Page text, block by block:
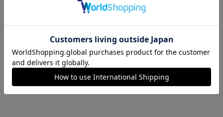
たカラビナフックで、バッグのハンドルやベルト通しなどに
い水しぶきや外出時に小雨に降られたり・・・うっかり濡ら
してしまっても慌てない！10気圧防水ケースを採用。（※
水泳競技など、水中でのご使用はおすすめしません。）
【暗闇でも時間をパッと確認】 時針と分針には日中の光を
吸収する蓄光塗料が施されているので、暗くなった屋外や照
もっと見る
※製品は予告なく仕様を変更する場合がございます。あらか
じめご了承ください。